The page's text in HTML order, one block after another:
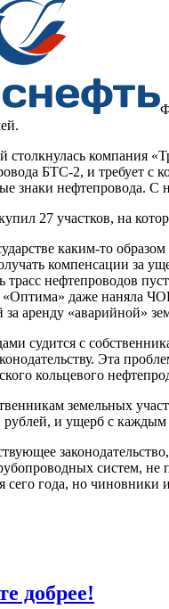
столкнулась компания
БТС-2, и требует с
знаки нефтепровода. С
27 участков, на
каким-то
компенсации за
трасс нефтепроводов
даже наняла
аренду «аварийной»
судится с
Эта
кольцевого
земельных
и ущерб с каждым
систем,
сего года, но чиновники
добрее!